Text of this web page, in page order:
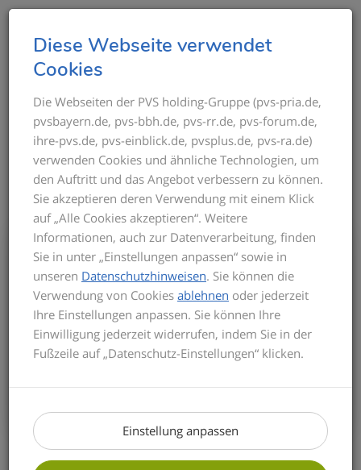
Diese Webseite verwendet
Cookies
Die Webseiten der PVS holding-Gruppe (pvs-pria.de,
pvsbayern.de, pvs-bbh.de, pvs-rr.de, pvs-forum.de,
ihre-pvs.de, pvs-einblick.de, pvsplus.de, pvs-ra.de)
verwenden Cookies und ähnliche Technologien, um
den Auftritt und das Angebot verbessern zu können.
Sie akzeptieren deren Verwendung mit einem Klick
auf „Alle Cookies akzeptieren“. Weitere
Informationen, auch zur Datenverarbeitung, finden
Sie in unter „Einstellungen anpassen“ sowie in
unseren Datenschutzhinweisen. Sie können die
Verwendung von Cookies ablehnen oder jederzeit
Ihre Einstellungen anpassen. Sie können Ihre
Einwilligung jederzeit widerrufen, indem Sie in der
Fußzeile auf „Datenschutz-Einstellungen“ klicken.
Einstellung anpassen
THEMEN IM ÜBERBLICK
Bis zum Inkrafttreten der neuen GOÄ gilt
für die Privatabrechnung die aktuelle
GOÄ-Fassung. Auf dieser basieren die
Seminarinhalte. Zu Beginn des Seminars
informieren wir Sie über den derzeitigen
Stand der neuen GOÄ. Zusätzlich
erhalten Sie einen kurzen Überblick über